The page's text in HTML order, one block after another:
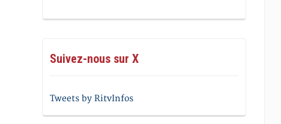
Suivez-nous sur X
Tweets by RitvInfos